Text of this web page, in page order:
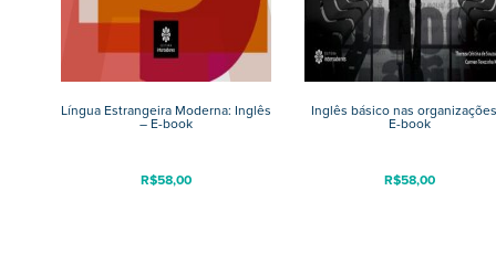
Língua Estrangeira Moderna: Inglês
– E-book
R$58,00
Inglês básico nas
E-book
R$58,00